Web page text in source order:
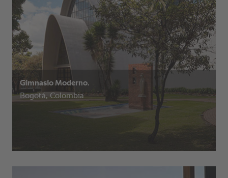
Gimnasio Moderno.
Bogotá, Colombia